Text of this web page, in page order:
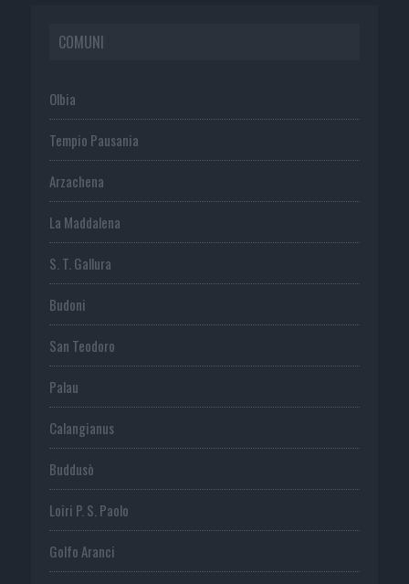
COMUNI
Olbia
Tempio Pausania
Arzachena
La Maddalena
S. T. Gallura
Budoni
San Teodoro
Palau
Calangianus
Buddusò
Loiri P. S. Paolo
Golfo Aranci